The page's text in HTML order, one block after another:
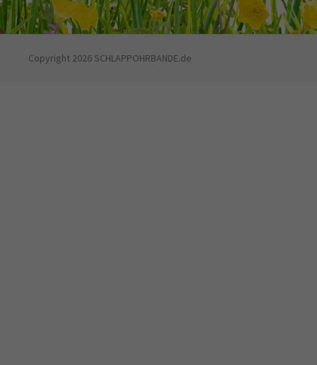
Copyright 2026 SCHLAPPOHRBANDE.de